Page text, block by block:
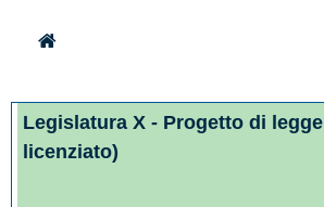
Legislatura X - Progetto di legge
licenziato)